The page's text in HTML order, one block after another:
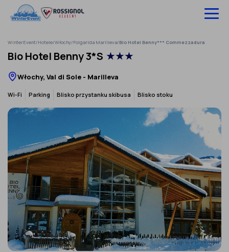
treści
Wyjazdy na narty
Hotele
Szkolenia
Ubezpieczenie
Infolinia: 52 307 66 88
Zaloguj się
WinterEvent/Hotele/Włochy/Folgarida Marilleva/Bio Hotel Benny*** Commezzadura
Bio Hotel Benny 3*S ★★★
Włochy, Val di Sole - Marilleva
Wi-Fi Parking Blisko przystanku skibusa Blisko stoku
‹ ›